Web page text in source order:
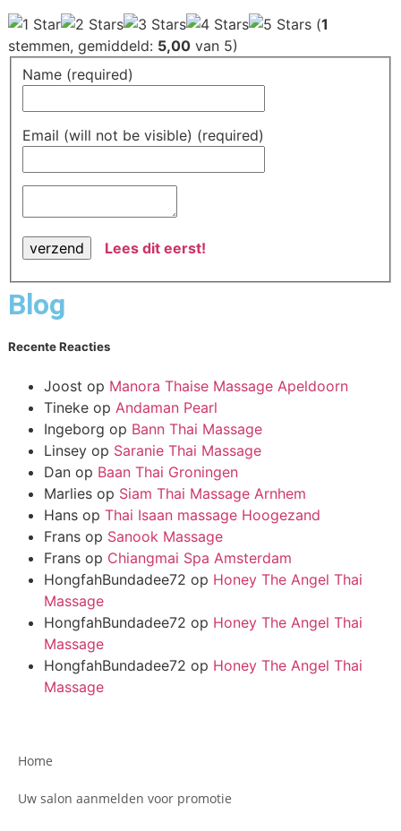
(1
stemmen, gemiddeld: 5,00 van 5)
Name (required)
Email (will not be visible) (required)
Lees dit eerst!
Blog
Recente Reacties
Joost op Manora Thaise Massage Apeldoorn
Tineke op Andaman Pearl
Ingeborg op Bann Thai Massage
Linsey op Saranie Thai Massage
Dan op Baan Thai Groningen
Marlies op Siam Thai Massage Arnhem
Hans op Thai Isaan massage Hoogezand
Frans op Sanook Massage
Frans op Chiangmai Spa Amsterdam
HongfahBundadee72 op Honey The Angel Thai
Massage
HongfahBundadee72 op Honey The Angel Thai
Massage
HongfahBundadee72 op Honey The Angel Thai
Massage
Home
Uw salon aanmelden voor promotie